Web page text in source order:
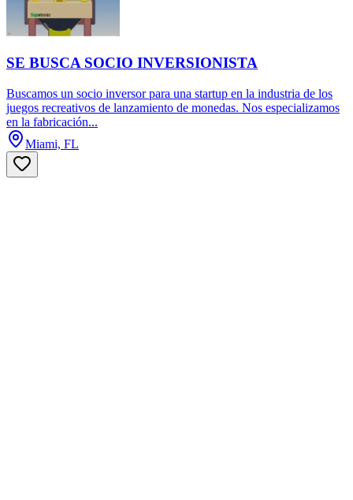
SE BUSCA SOCIO INVERSIONISTA
Buscamos un socio inversor para una startup en la industria de los
juegos recreativos de lanzamiento de monedas. Nos especializamos
en la fabricación...
Miami, FL